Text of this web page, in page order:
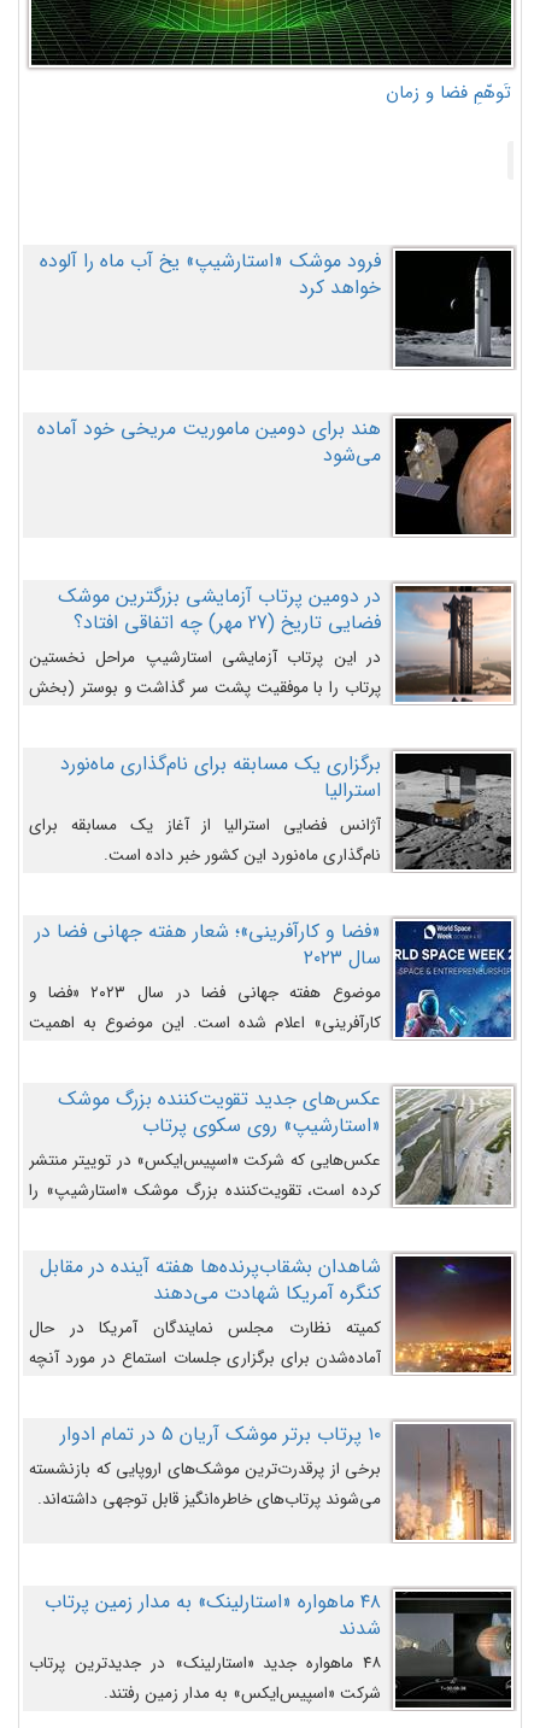
تَوهّمِ فضا و زمان
فرود موشک «استارشیپ» یخ آب ماه را آلوده
خواهد کرد
هند برای دومین ماموریت مریخی خود آماده
می‌شود
در دومین پرتاب آزمایشی بزرگترین موشک
فضایی تاریخ (27 مهر‌) چه اتفاقی افتاد؟
در این پرتاب آزمایشی استارشیپ مراحل نخستین
پرتاب را با موفقیت پشت سر گذاشت و بوستر (بخش
را وارد مسیر از پیش تعیین‌شده کند و سپس با یک
مکانیزم جدید با موفقیت از آن جدا شود. ‌
برگزاری یک مسابقه برای نام‌گذاری ماه‌نورد
استرالیا
آژانس فضایی استرالیا از آغاز یک مسابقه برای
نام‌گذاری ماه‌نورد این کشور خبر داده است.
«فضا و کارآفرینی»؛ شعار هفته جهانی فضا در
سال ۲۰۲۳
موضوع هفته جهانی فضا در سال ۲۰۲۳ «فضا و
کارآفرینی» اعلام شده است. این موضوع به اهمیت
روزافزون کارآفرینی در حوزه فضایی و مزایای جدیدی که
کارآفرینان این حوزه ایجاد می‌کنند، می‌پردازد.
عکس‌های جدید تقویت‌کننده بزرگ موشک
«استارشیپ» روی سکوی پرتاب
عکس‌هایی که شرکت «اسپیس‌ایکس» در توییتر منتشر
کرده است، تقویت‌کننده بزرگ موشک «استارشیپ» را
شاهدان بشقاب‌پرنده‌ها هفته آینده در مقابل
کنگره آمریکا شهادت می‌دهند
کمیته نظارت مجلس نمایندگان آمریکا در حال
آماده‌شدن برای برگزاری جلسات استماع در مورد آنچه
می‌دانند، است و قرار است افشاگران یوفوها هفته آینده
در مقابل آنها شهادت دهند.۱۰ پرتاب برتر موشک آریان ۵ در تمام ادوار
برخی از پرقدرت‌ترین موشک‌های اروپایی که بازنشسته
می‌شوند پرتاب‌های خاطره‌انگیز قابل توجهی داشته‌اند.
۴۸ ماهواره «استارلینک» به مدار زمین پرتاب
شدند
۴۸ ماهواره جدید «استارلینک» در جدیدترین پرتاب
شرکت «اسپیس‌ایکس» به مدار زمین رفتند.